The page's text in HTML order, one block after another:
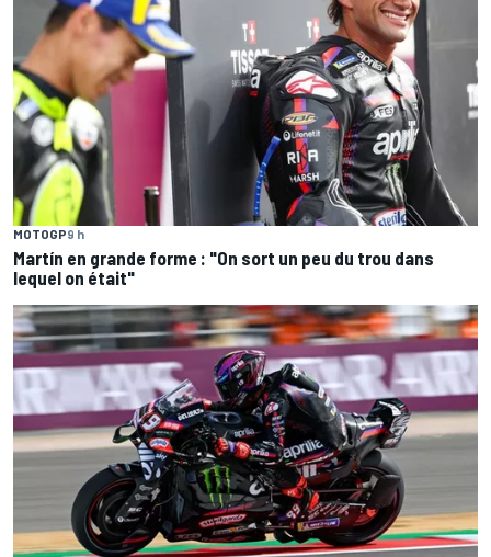
MOTOGP9 h
Martín en grande forme : "On sort un peu du trou dans
lequel on était"